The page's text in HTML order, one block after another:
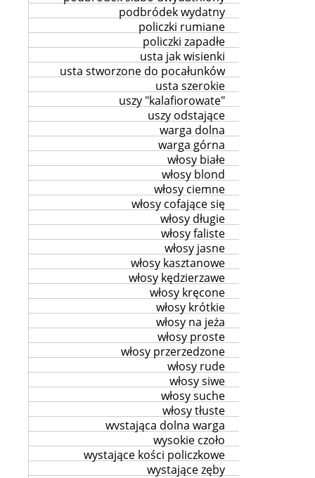
podbródek wydatny
policzki rumiane
policzki zapadłe
usta jak wisienki
usta stworzone do pocałunków
usta szerokie
uszy "kalafiorowate"
uszy odstające
warga dolna
warga górna
włosy białe
włosy blond
włosy ciemne
włosy cofające się
włosy długie
włosy faliste
włosy jasne
włosy kasztanowe
włosy kędzierzawe
włosy kręcone
włosy krótkie
włosy na jeża
włosy proste
włosy przerzedzone
włosy rude
włosy siwe
włosy suche
włosy tłuste
wvstająca dolna warga
wysokie czoło
wystające kości policzkowe
wystające zęby